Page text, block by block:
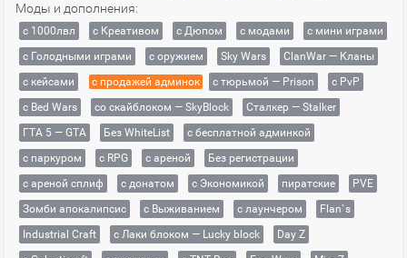
Моды и дополнения:
с 1000лвл c Креативом с Дюпом с модами
с мини играми
с Голодными играми
с оружием Sky Wars
ClanWar — Кланы
с кейсами
с продажей админок с тюрьмой — Prison
с PvP
с Bed Wars
со скайблоком — SkyBlock
Сталкер — Stalker
ГТА 5 — GTA
Без WhiteList
с бесплатной админкой
с паркуром
с RPG с ареной
Без регистрации
с ареной сплиф
с донатом с Экономикой пиратские
PVE
Зомби апокалипсис
с Выживанием с лаунчером
Flan`s
Industrial Craft
с Лаки блоком — Lucky block
Day Z